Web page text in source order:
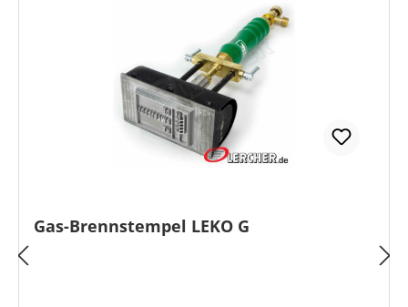
Gas-Brennstempel LEKO G